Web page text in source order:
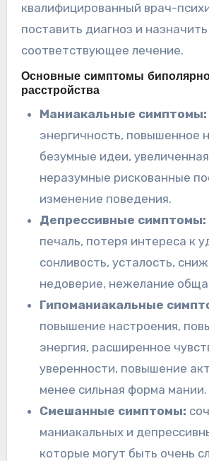
квалифицированный врач-
поставить диагноз и назначить
соответствующее лечение.
Основные симптомы
расстройства
Маниакальные симптомы:
энергичность, повышенное
безумные идеи,
неразумные рискованные
изменение поведения.
Депрессивные симптомы:
печаль, потеря интереса к
сонливость, усталость,
недоверие, нежелание
Гипоманиакальные
повышение настроения,
энергия, расширенное
уверенности, повышение
менее сильная форма мании.
Смешанные симптомы:
маниакальных и
которые могут быть очень